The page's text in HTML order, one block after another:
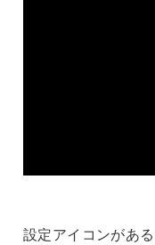
設定アイコンがあ